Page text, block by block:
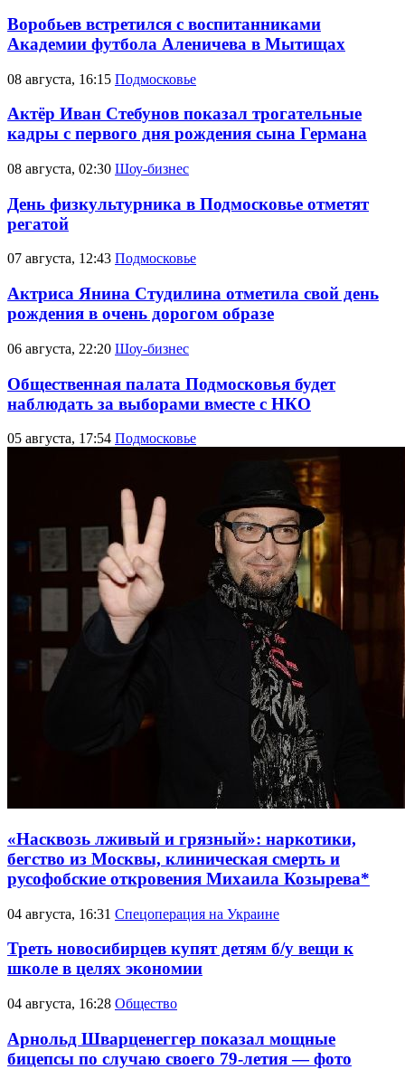
Воробьев встретился с воспитанниками
Академии футбола Аленичева в Мытищах
08 августа, 16:15 Подмосковье
Актёр Иван Стебунов показал трогательные
кадры с первого дня рождения сына Германа
08 августа, 02:30 Шоу-бизнес
День физкультурника в Подмосковье отметят
регатой
07 августа, 12:43 Подмосковье
Актриса Янина Студилина отметила свой день
рождения в очень дорогом образе
06 августа, 22:20 Шоу-бизнес
Общественная палата Подмосковья будет
наблюдать за выборами вместе с НКО
05 августа, 17:54 Подмосковье
«Насквозь лживый и грязный»: наркотики,
бегство из Москвы, клиническая смерть и
русофобские откровения Михаила Козырева*
04 августа, 16:31 Спецоперация на Украине
Треть новосибирцев купят детям б/у вещи к
школе в целях экономии
04 августа, 16:28 Общество
Арнольд Шварценеггер показал мощные
бицепсы по случаю своего 79-летия — фото